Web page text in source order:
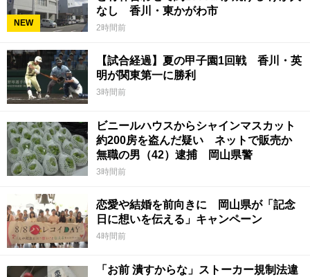
NEW
なし 香川・東かがわ市
2時間前
【試合経過】夏の甲子園1回戦 香川・英
明が関東第一に勝利
3時間前
ビニールハウスからシャインマスカット
約200房を盗んだ疑い ネットで販売か
無職の男（42）逮捕 岡山県警
3時間前
恋愛や結婚を前向きに 岡山県が「記念
日に想いを伝える」キャンペーン
4時間前
「お前 潰すからな」ストーカー規制法違